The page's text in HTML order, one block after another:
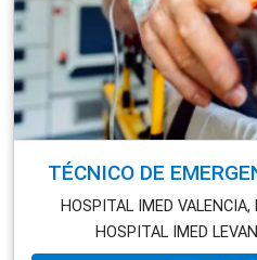
TÉCNICO DE
HOSPITAL IMED VALENCIA,
HOSPITAL IMED